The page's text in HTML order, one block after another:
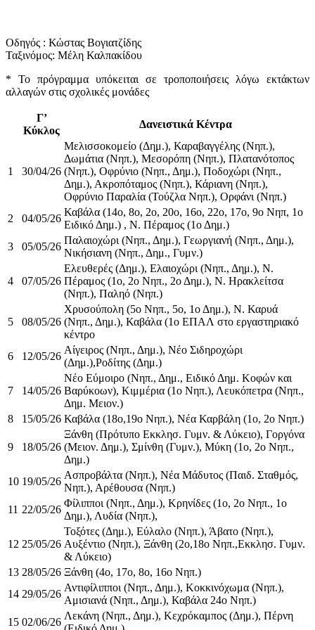
Οδηγός : Κώστας Βογιατζίδης
Ταξινόμος: Μέλη Καλπακίδου
* Το πρόγραμμα υπόκειται σε τροποποιήσεις λόγω εκτάκτων
αλλαγών στις σχολικές μονάδες
Γ’
Κύκλος
Δανειστικά Κέντρα
1 30/04/26
Μελισσοκομείο (Δημ.), Καραβαγγέλης (Νηπ.),
Δωμάτια (Νηπ.), Μεσορόπη (Νηπ.), Πλατανότοπος
(Νηπ.), Οφρύνιο (Νηπ., Δημ.), Ποδοχώρι (Νηπ.,
Δημ.), Ακροπόταμος (Νηπ.), Κάριανη (Νηπ.),
Οφρύνιο Παραλία (Τούζλα Νηπ.), Ορφάνι (Νηπ.)
2
04/05/26
Καβάλα (14ο, 8ο, 2ο, 20ο, 16ο, 22ο, 17ο, 9ο Νηπ, 1ο
Ειδικό Δημ.) , Ν. Πέραμος (1ο Δημ.)
3
05/05/26
Παλαιοχώρι (Νηπ., Δημ.), Γεωργιανή (Νηπ., Δημ.),
Νικήσιανη (Νηπ., Δημ., Γυμν.)
4 07/05/26
Ελευθερές (Δημ.), Ελαιοχώρι (Νηπ., Δημ.), Ν.
Πέραμος (1ο, 2ο Νηπ., 2ο Δημ.), Ν. Ηρακλείτσα
(Νηπ.), Παληό (Νηπ.)
5 08/05/26
Χρυσούπολη (5ο Νηπ., 5ο, 1ο Δημ.), Ν. Καρυά
(Νηπ., Δημ.), Καβάλα (1ο ΕΠΑΛ στο εργαστηριακό
κέντρο
6
12/05/26
Αίγειρος (Νηπ., Δημ.), Νέο Σιδηροχώρι
(Δημ.),Ροδίτης (Δημ.)
7 14/05/26
Νέο Εύμοιρο (Νηπ., Δημ., Ειδικό Δημ. Κοφών και
Βαρύκοων), Κιμμέρια (1ο Νηπ.), Λευκόπετρα (Νηπ.,
Δημ. Μειον.)
8
15/05/26 Καβάλα (18ο,19ο Νηπ.), Νέα Καρβάλη (1ο, 2ο Νηπ.)
9 18/05/26
Ξάνθη (Πρότυπο Εκκλησ. Γυμν. & Λύκειο), Γοργόνα
(Μειον. Δημ.), Σμίνθη (Γυμν.), Μύκη (1ο, 2ο Νηπ.,
Δημ.)
10 19/05/26
Ασπροβάλτα (Νηπ.), Νέα Μάδυτος (Παιδ. Σταθμός,
Νηπ.), Αρέθουσα (Νηπ.)
11 22/05/26
Φίλιπποι (Νηπ., Δημ.), Κρηνίδες (1ο, 2ο Νηπ., 1ο
Δημ.), Λυδία (Νηπ.),
12 25/05/26
Τοξότες (Δημ.), Εύλαλο (Νηπ.), Άβατο (Νηπ.),
Αυξέντιο (Νηπ.), Ξάνθη (2ο,18ο Νηπ.,Εκκλησ. Γυμν.
& Λύκειο)
13 28/05/26 Ξάνθη (4o, 17ο, 8ο, 16ο Νηπ.)
14 29/05/26
Αντιφίλιπποι (Νηπ., Δημ.), Κοκκινόχωμα (Νηπ.),
Αμισιανά (Νηπ., Δημ.), Καβάλα 24ο Νηπ.)
15 02/06/26
Λεκάνη (Νηπ., Δημ.), Κεχρόκαμπος (Δημ.), Πέρνη